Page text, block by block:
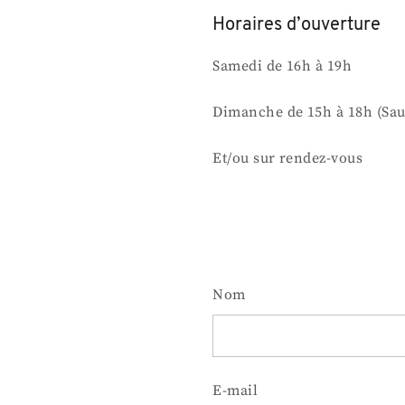
Horaires d’ouverture
Samedi de 16h à 19h
Dimanche de 15h à 18h
Et/ou sur rendez-vous
Nom
E-mail